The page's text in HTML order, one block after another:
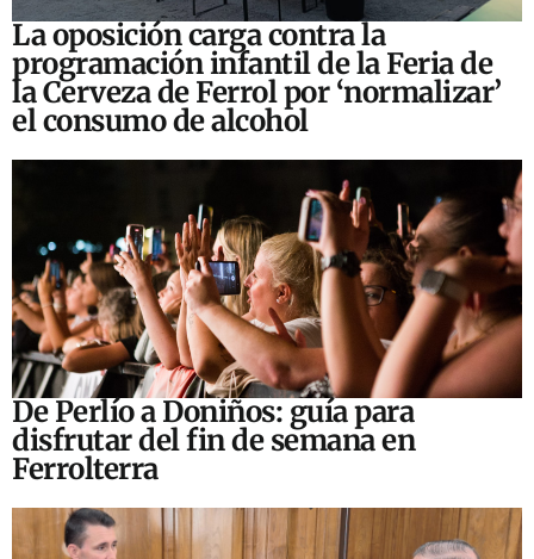
La oposición carga contra la
programación infantil de la Feria de
la Cerveza de Ferrol por ‘normalizar’
el consumo de alcohol
De Perlío a Doniños: guía para
disfrutar del fin de semana en
Ferrolterra